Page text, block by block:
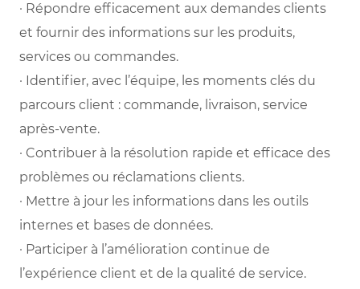
· Répondre efficacement aux demandes clients
et fournir des informations sur les produits,
services ou commandes.
· Identifier, avec l’équipe, les moments clés du
parcours client : commande, livraison, service
après-vente.
· Contribuer à la résolution rapide et efficace des
problèmes ou réclamations clients.
· Mettre à jour les informations dans les outils
internes et bases de données.
· Participer à l’amélioration continue de
l’expérience client et de la qualité de service.